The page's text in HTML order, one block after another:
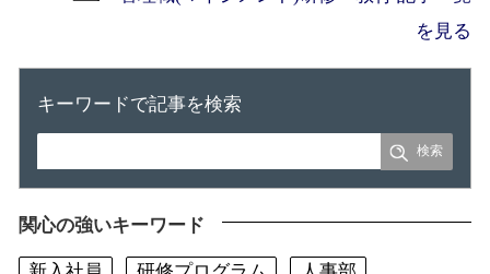
を見る
キーワードで記事を検索
関心の強いキーワード